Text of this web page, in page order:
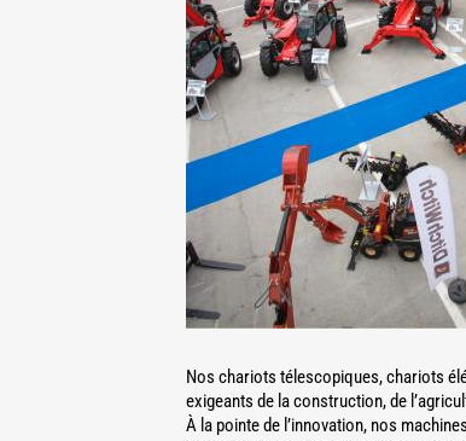
Nos chariots télescopiques, chariots
exigeants de la construction, de
À la pointe de l’innovation, nos